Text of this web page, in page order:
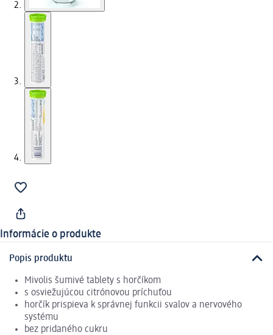
Informácie o produkte
Popis produktu
Mivolis šumivé tablety s horčíkom
s osviežujúcou citrónovou príchuťou
horčík prispieva k správnej funkcii svalov a nervového
systému
bez pridaného cukru